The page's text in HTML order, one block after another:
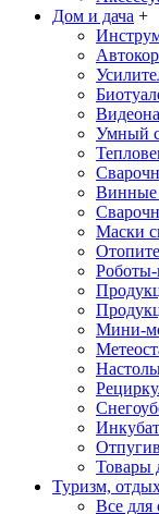
Дом и дача +
Умный
Маски
Мини-
Товары
Туризм,
Все для